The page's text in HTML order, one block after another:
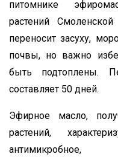
питомнике
растений
переносит засуху,
почвы, но важно
быть подтоплены.
составляет 50 дней.
Эфирное масло,
растений,